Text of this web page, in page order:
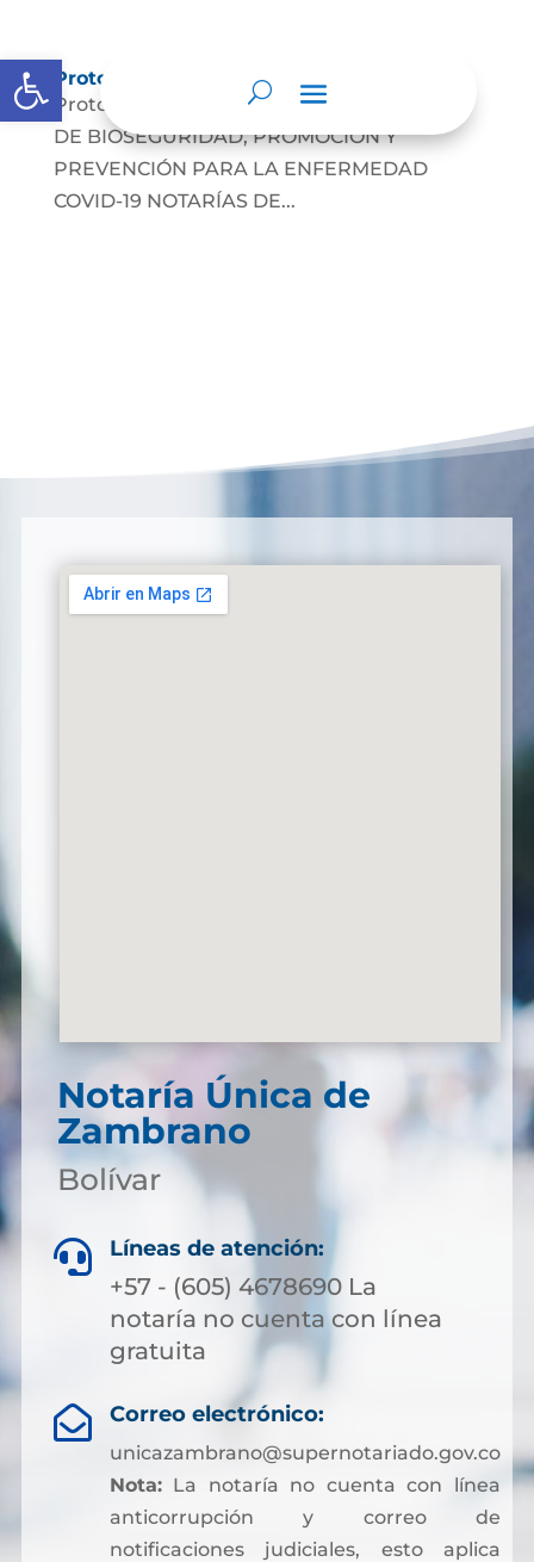
Abrir barra de herramientas
Protocolos de Atención
Protocolo atención COVID-19 PROTOCOLO
DE BIOSEGURIDAD, PROMOCIÓN Y
PREVENCIÓN PARA LA ENFERMEDAD
COVID-19 NOTARÍAS DE...
Notaría Única de
Zambrano
Bolívar
 Líneas de atención:
+57 - (605) 4678690 La
notaría no cuenta con línea
gratuita
 Correo electrónico:
unicazambrano@supernotariado.gov.co
Nota:La notaría no cuenta con línea
anticorrupción y correo de
notificaciones judiciales, esto aplica